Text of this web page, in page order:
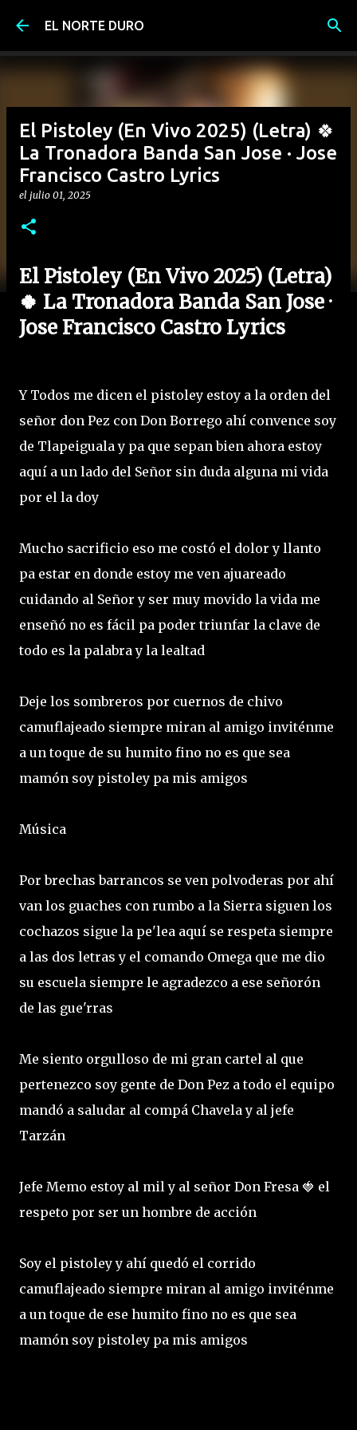
Ir al contenido principal
EL NORTE DURO
El Pistoley (En Vivo 2025) (Letra) 🍀
La Tronadora Banda San Jose · Jose
Francisco Castro Lyrics
el julio 01, 2025
El Pistoley (En Vivo 2025) (Letra)
🍀 La Tronadora Banda San Jose ·
Jose Francisco Castro Lyrics
Y Todos me dicen el pistoley estoy a la orden del
señor don Pez con Don Borrego ahí convence soy
de Tlapeiguala y pa que sepan bien ahora estoy
aquí a un lado del Señor sin duda alguna mi vida
por el la doy
Mucho sacrificio eso me costó el dolor y llanto
pa estar en donde estoy me ven ajuareado
cuidando al Señor y ser muy movido la vida me
enseñó no es fácil pa poder triunfar la clave de
todo es la palabra y la lealtad
Deje los sombreros por cuernos de chivo
camuflajeado siempre miran al amigo inviténme
a un toque de su humito fino no es que sea
mamón soy pistoley pa mis amigos
Música
Por brechas barrancos se ven polvoderas por ahí
van los guaches con rumbo a la Sierra siguen los
cochazos sigue la pe'lea aquí se respeta siempre
a las dos letras y el comando Omega que me dio
su escuela siempre le agradezco a ese señorón
de las gue'rras
Me siento orgulloso de mi gran cartel al que
pertenezco soy gente de Don Pez a todo el equipo
mandó a saludar al compá Chavela y al jefe
Tarzán
Jefe Memo estoy al mil y al señor Don Fresa 🍓 el
respeto por ser un hombre de acción
Soy el pistoley y ahí quedó el corrido
camuflajeado siempre miran al amigo inviténme
a un toque de ese humito fino no es que sea
mamón soy pistoley pa mis amigos